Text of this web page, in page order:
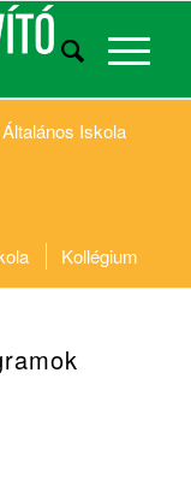
Általános Iskola
Kollégium